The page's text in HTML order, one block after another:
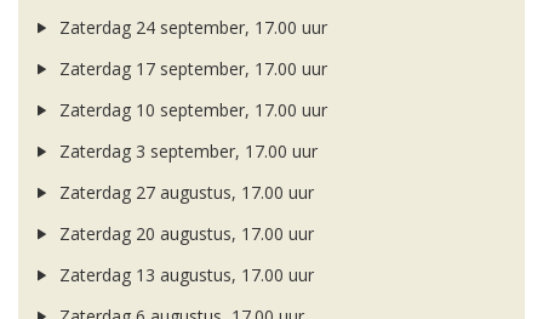
Zaterdag 24 september, 17.00 uur
Zaterdag 17 september, 17.00 uur
Zaterdag 10 september, 17.00 uur
Zaterdag 3 september, 17.00 uur
Zaterdag 27 augustus, 17.00 uur
Zaterdag 20 augustus, 17.00 uur
Zaterdag 13 augustus, 17.00 uur